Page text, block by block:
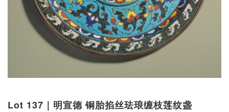
Lot 137｜明宣德 铜胎掐丝珐琅缠枝莲纹盏